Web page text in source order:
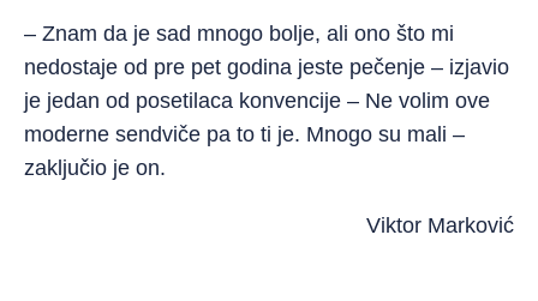
– Znam da je sad mnogo bolje, ali ono što mi
nedostaje od pre pet godina jeste pečenje – izjavio
je jedan od posetilaca konvencije – Ne volim ove
moderne sendviče pa to ti je. Mnogo su mali –
zaključio je on.
Viktor Marković